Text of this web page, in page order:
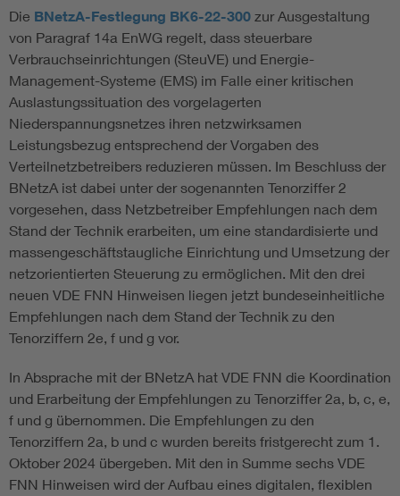
Regelsetzung
Die BNetzA-Festlegung BK6-22-300 zur Ausgestaltung
von Paragraf 14a EnWG regelt, dass steuerbare
Verbrauchseinrichtungen (SteuVE) und Energie-
Management-Systeme (EMS) im Falle einer kritischen
Auslastungssituation des vorgelagerten
Niederspannungsnetzes ihren netzwirksamen
Leistungsbezug entsprechend der Vorgaben des
Verteilnetzbetreibers reduzieren müssen. Im Beschluss der
BNetzA ist dabei unter der sogenannten Tenorziffer 2
vorgesehen, dass Netzbetreiber Empfehlungen nach dem
Stand der Technik erarbeiten, um eine standardisierte und
massengeschäftstaugliche Einrichtung und Umsetzung der
netzorientierten Steuerung zu ermöglichen. Mit den drei
neuen VDE FNN Hinweisen liegen jetzt bundeseinheitliche
Empfehlungen nach dem Stand der Technik zu den
Tenorziffern 2e, f und g vor.
In Absprache mit der BNetzA hat VDE FNN die Koordination
und Erarbeitung der Empfehlungen zu Tenorziffer 2a, b, c, e,
f und g übernommen. Die Empfehlungen zu den
Tenorziffern 2a, b und c wurden bereits fristgerecht zum 1.
Oktober 2024 übergeben. Mit den in Summe sechs VDE
FNN Hinweisen wird der Aufbau eines digitalen, flexiblen